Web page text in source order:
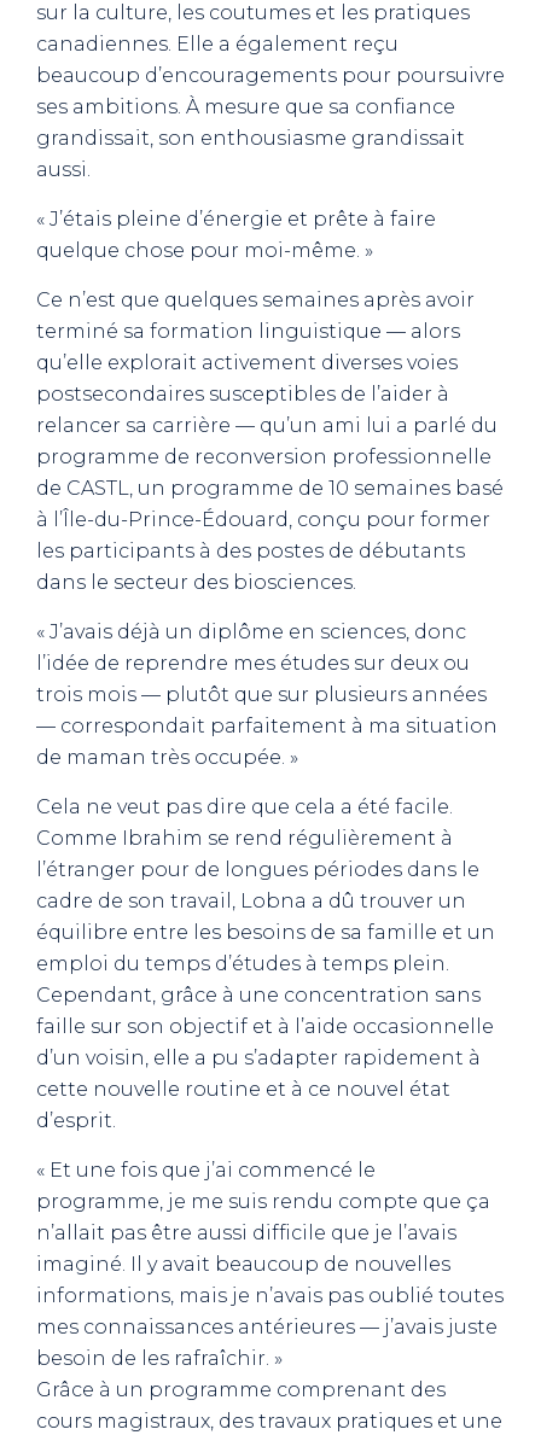
sur la culture, les coutumes et les pratiques
canadiennes. Elle a également reçu
beaucoup d’encouragements pour poursuivre
ses ambitions. À mesure que sa confiance
grandissait, son enthousiasme grandissait
aussi.
« J’étais pleine d’énergie et prête à faire
quelque chose pour moi-même. »
Ce n’est que quelques semaines après avoir
terminé sa formation linguistique — alors
qu’elle explorait activement diverses voies
postsecondaires susceptibles de l’aider à
relancer sa carrière — qu’un ami lui a parlé du
programme de reconversion professionnelle
de CASTL, un programme de 10 semaines basé
à l’Île-du-Prince-Édouard, conçu pour former
les participants à des postes de débutants
dans le secteur des biosciences.
« J’avais déjà un diplôme en sciences, donc
l’idée de reprendre mes études sur deux ou
trois mois — plutôt que sur plusieurs années
— correspondait parfaitement à ma situation
de maman très occupée. »
Cela ne veut pas dire que cela a été facile.
Comme Ibrahim se rend régulièrement à
l’étranger pour de longues périodes dans le
cadre de son travail, Lobna a dû trouver un
équilibre entre les besoins de sa famille et un
emploi du temps d’études à temps plein.
Cependant, grâce à une concentration sans
faille sur son objectif et à l’aide occasionnelle
d’un voisin, elle a pu s’adapter rapidement à
cette nouvelle routine et à ce nouvel état
d’esprit.
« Et une fois que j’ai commencé le
programme, je me suis rendu compte que ça
n’allait pas être aussi difficile que je l’avais
imaginé. Il y avait beaucoup de nouvelles
informations, mais je n’avais pas oublié toutes
mes connaissances antérieures — j’avais juste
besoin de les rafraîchir. »
Grâce à un programme comprenant des
cours magistraux, des travaux pratiques et une